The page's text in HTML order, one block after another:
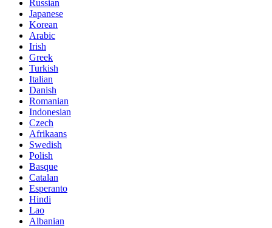
Russian
Japanese
Korean
Arabic
Irish
Greek
Turkish
Italian
Danish
Romanian
Indonesian
Czech
Afrikaans
Swedish
Polish
Basque
Catalan
Esperanto
Hindi
Lao
Albanian